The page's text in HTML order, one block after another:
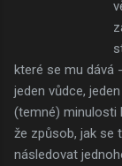
které se mu dává
jeden vůdce,
(temné) minulosti
že způsob, jak se
následovat